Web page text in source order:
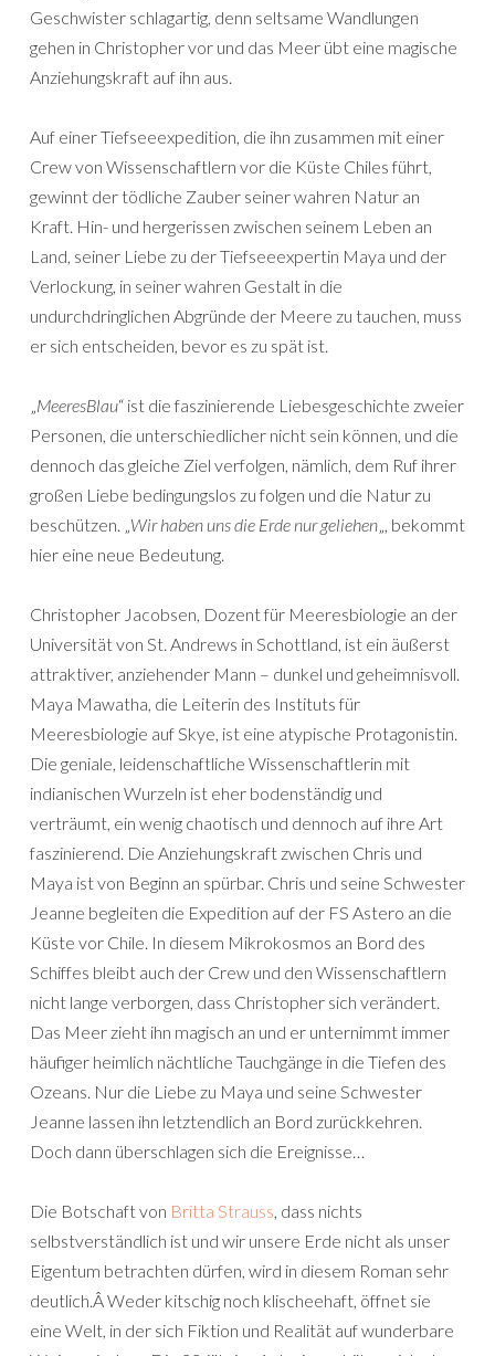
Geschwister schlagartig, denn seltsame Wandlungen
gehen in Christopher vor und das Meer übt eine magische
Anziehungskraft auf ihn aus.
Auf einer Tiefseeexpedition, die ihn zusammen mit einer
Crew von Wissenschaftlern vor die Küste Chiles führt,
gewinnt der tödliche Zauber seiner wahren Natur an
Kraft. Hin- und hergerissen zwischen seinem Leben an
Land, seiner Liebe zu der Tiefseeexpertin Maya und der
Verlockung, in seiner wahren Gestalt in die
undurchdringlichen Abgründe der Meere zu tauchen, muss
er sich entscheiden, bevor es zu spät ist.
„MeeresBlau“ ist die faszinierende Liebesgeschichte zweier
Personen, die unterschiedlicher nicht sein können, und die
dennoch das gleiche Ziel verfolgen, nämlich, dem Ruf ihrer
großen Liebe bedingungslos zu folgen und die Natur zu
beschützen. „Wir haben uns die Erde nur geliehen„, bekommt
hier eine neue Bedeutung.
Christopher Jacobsen, Dozent für Meeresbiologie an der
Universität von St. Andrews in Schottland, ist ein äußerst
attraktiver, anziehender Mann – dunkel und geheimnisvoll.
Maya Mawatha, die Leiterin des Instituts für
Meeresbiologie auf Skye, ist eine atypische Protagonistin.
Die geniale, leidenschaftliche Wissenschaftlerin mit
indianischen Wurzeln ist eher bodenständig und
verträumt, ein wenig chaotisch und dennoch auf ihre Art
faszinierend. Die Anziehungskraft zwischen Chris und
Maya ist von Beginn an spürbar. Chris und seine Schwester
Jeanne begleiten die Expedition auf der FS Astero an die
Küste vor Chile. In diesem Mikrokosmos an Bord des
Schiffes bleibt auch der Crew und den Wissenschaftlern
nicht lange verborgen, dass Christopher sich verändert.
Das Meer zieht ihn magisch an und er unternimmt immer
häufiger heimlich nächtliche Tauchgänge in die Tiefen des
Ozeans. Nur die Liebe zu Maya und seine Schwester
Jeanne lassen ihn letztendlich an Bord zurückkehren.
Doch dann überschlagen sich die Ereignisse…
Die Botschaft von Britta Strauss, dass nichts
selbstverständlich ist und wir unsere Erde nicht als unser
Eigentum betrachten dürfen, wird in diesem Roman sehr
deutlich.Â Weder kitschig noch klischeehaft, öffnet sie
eine Welt, in der sich Fiktion und Realität auf wunderbare